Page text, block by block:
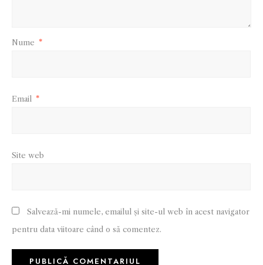
Nume *
Email *
Site web
Salvează-mi numele, emailul și site-ul web în acest navigator
pentru data viitoare când o să comentez.